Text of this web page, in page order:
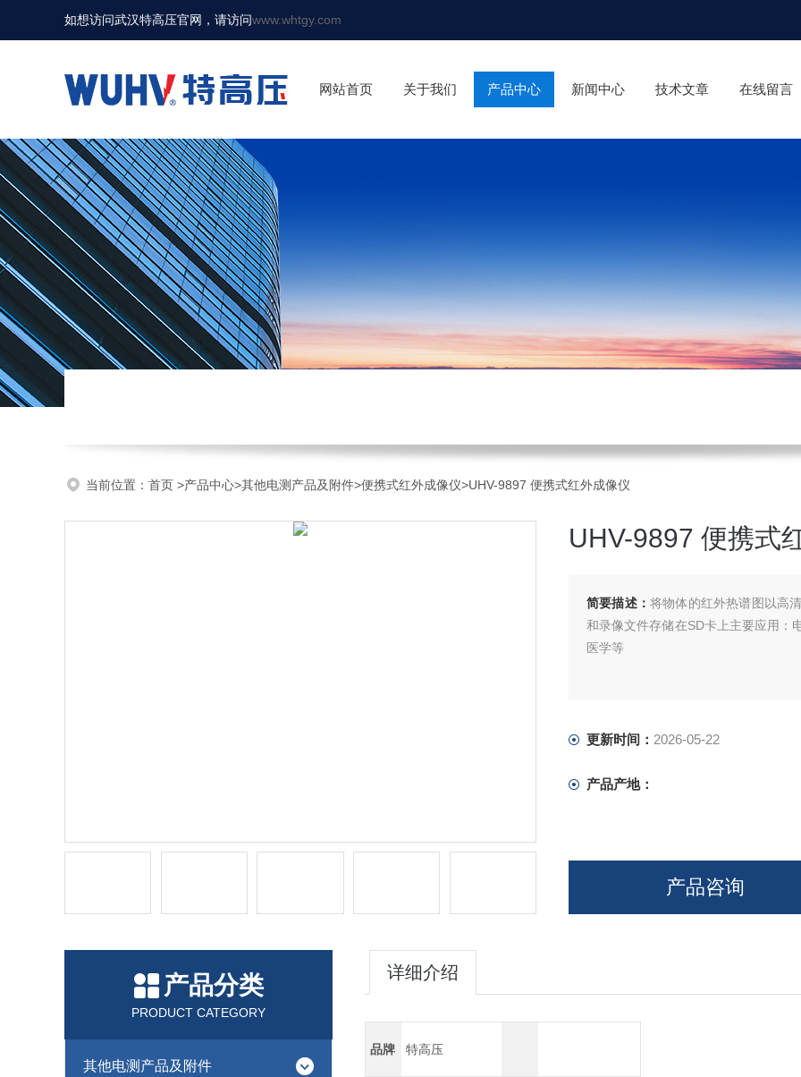
如想访问武汉特高压官网，请访问www.whtgy.com
网站首页 关于我们 产品中心 新闻中心 技术文章 在线留言
当前位置： 首页 >产品中心>其他电测产品及附件>便携式红外成像仪>UHV-9897 便携式红外成像仪
UHV-9897 便携式
简要描述： 将物体的红外热谱图以高
和录像文件存储在SD卡上主要应用：
医学等
更新时间： 2026-05-22
产品产地：
产品咨询
产品分类
PRODUCT CATEGORY
其他电测产品及附件
详细介绍
品牌 特高压